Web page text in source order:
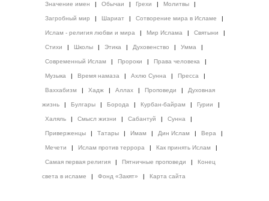
Значение имен | Обычаи | Грехи | Молитвы |
Загробный мир | Шариат | Сотворение мира в Исламе |
Ислам - религия любви и мира | Мир Ислама | Святыни |
Стихи | Школы | Этика | Духовенство | Умма |
Современный Ислам | Пророки | Права человека |
Музыка | Время намаза | Ахлю Сунна | Пресса |
Ваххабизм | Хадж | Аллах | Проповеди | Духовная
жизнь | Булгары | Борода | Курбан-байрам | Гурии |
Халяль | Смысл жизни | Сабантуй | Сунна |
Приверженцы | Татары | Имам | Дин Ислам | Вера |
Мечети | Ислам против террора | Как принять Ислам |
Самая первая религия | Пятничные проповеди | Конец
света в исламе | Фонд «Закят» | Карта сайта